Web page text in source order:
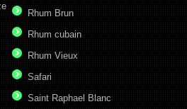
Rhum Brun
Rhum cubain
Rhum Vieux
Safari
Saint Raphael Blanc